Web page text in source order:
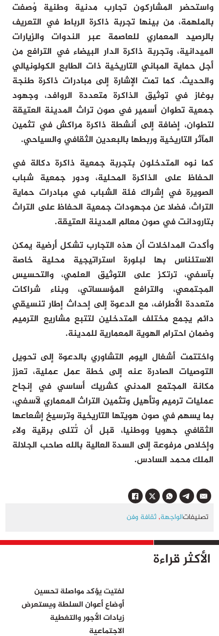
الأكثر قراءة
لفتيت يؤكد مواصلة تحسين
أوضاع أعوان السلطة ويستعرض
زيادات الأجور والتغطية
الاجتماعية
واستحضر المشاركون تجارب مدنية وطنية وُصفت
بالملهمة، من بينها تجربة ذاكرة الرباط في التعريف
بالرصيد المعماري للعاصمة عبر الندوات والزيارات
الميدانية، وتجربة ذاكرة الدار البيضاء في الترافع من
أجل حماية المباني التاريخية ذات الطابع الكولونيالي
والحديث. كما تمت الإشارة إلى مبادرات ذاكرة طنجة
بوغاز في توثيق الذاكرة متعددة الروافد، وجهود
جمعية تطوان أسمير في صون تراث المدينة العتيقة
لتطوان، إضافة إلى أنشطة ذاكرة مراكش في تثمين
المآثر التاريخية وربطها بالبعدين الثقافي والسياحي.
كما نوه المتدخلون بتجربة جمعية ذاكرة دكالة في
الحفاظ على الذاكرة المحلية، ودور جمعية شباب
الصويرة في إشراك فئة الشباب في مبادرات حماية
التراث، فضلا عن مجهودات جمعية الحفاظ على التراث
بتارودانت في صون معالم المدينة العتيقة.
وأكدت المداخلات أن هذه التجارب تشكل أرضية يمكن
الاستئناس بها لبلورة استراتيجية محلية خاصة
بآسفي، ترتكز على التوثيق العلمي، والتحسيس
المجتمعي، والترافع المؤسساتي، وبناء شراكات
متعددة الأطراف، مع الدعوة إلى إحداث إطار تنسيقي
دائم يجمع مختلف المتدخلين لتتبع مشاريع الترميم
وضمان احترام الهوية المعمارية للمدينة.
واختتمت أشغال اليوم التشاوري بالدعوة إلى تحويل
التوصيات الصادرة عنه إلى خطة عمل عملية، تعزز
مكانة المجتمع المدني كشريك أساسي في إنجاح
عمليات ترميم وتأهيل وتثمين التراث المعماري لآسفي،
بما يسهم في صون هويتها التاريخية وترسيخ إشعاعها
الثقافي جهويا ووطنيا، قبل أن تُتلى برقية ولاء
وإخلاص مرفوعة إلى السدة العالية بالله صاحب الجلالة
الملك محمد السادس.
الواجهة,ثقافة وفن تصنيفات